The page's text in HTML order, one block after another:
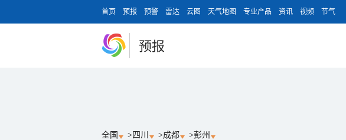
首页 预报 预警 雷达 云图 天气地图 专业产品 资讯 视频 节气
预报
全国 > 四川 >成都 >彭州